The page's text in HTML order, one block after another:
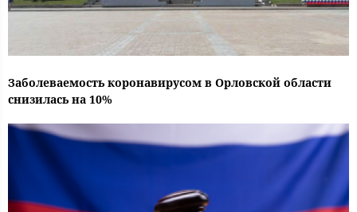
Заболеваемость коронавирусом в Орловской области
снизилась на 10%